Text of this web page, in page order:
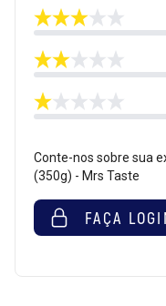
Conte-nos sobre sua
(350g) - Mrs Taste
FAÇA